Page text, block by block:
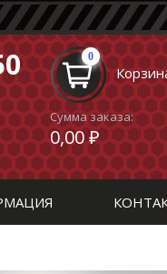
0
Сумма заказа:
0,00 ₽